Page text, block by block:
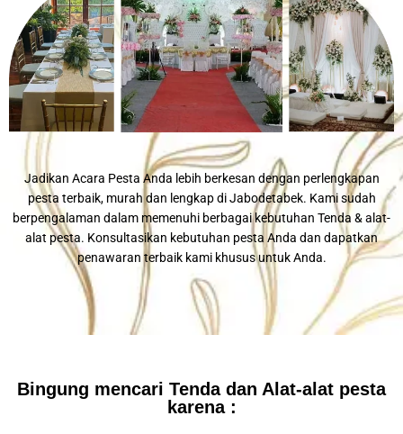
Jadikan Acara Pesta Anda lebih berkesan dengan perlengkapan
pesta terbaik, murah dan lengkap di Jabodetabek. Kami sudah
berpengalaman dalam memenuhi berbagai kebutuhan Tenda & alat-
alat pesta. Konsultasikan kebutuhan pesta Anda dan dapatkan
penawaran terbaik kami khusus untuk Anda.
Bingung mencari Tenda dan Alat-alat pesta
karena :